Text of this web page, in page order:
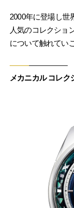
2000年に登場し世
人気のコレクショ
について触れてい
メカニカル コレク